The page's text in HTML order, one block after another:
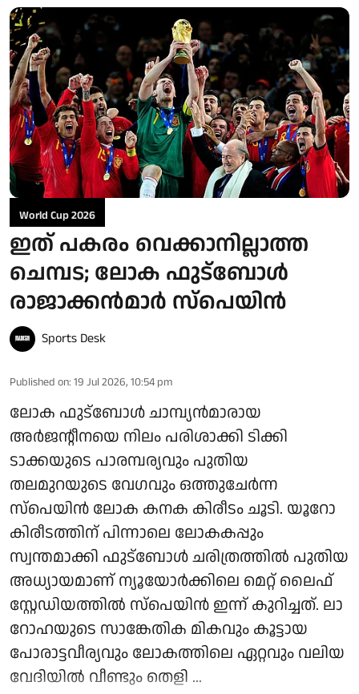
World Cup 2026
ഇത് പകരം വെക്കാനില്ലാത്ത
ചെമ്പട; ലോക ഫുട്ബാേൾ
രാജാക്കൻമാർ സ്പെയിൻ
Sports Desk
Published on: 19 Jul 2026, 10:54 pm
ലോക ഫുട്ബോൾ ചാമ്പ്യൻമാരായ
അർജന്റീനയെ നിലം പരിശാക്കി ടിക്കി
ടാക്കയുടെ പാരമ്പര്യവും പുതിയ
തലമുറയുടെ വേഗവും ഒത്തുചേർന്ന
സ്പെയിൻ ലോക കനക കിരീടം ചൂടി. യൂറോ
കിരീടത്തിന് പിന്നാലെ ലോകകപ്പും
സ്വന്തമാക്കി ഫുട്ബോൾ ചരിത്രത്തിൽ പുതിയ
അധ്യായമാണ് ന്യൂയോർക്കിലെ മെറ്റ് ലൈഫ്
സ്റ്റേഡിയത്തിൽ സ്പെയിൻ ഇന്ന് കുറിച്ചത്. ലാ
റോഹയുടെ സാങ്കേതിക മികവും കൂട്ടായ
പോരാട്ടവീര്യവും ലോകത്തിലെ ഏറ്റവും വലിയ
വേദിയിൽ വീണ്ടും തെളി ...